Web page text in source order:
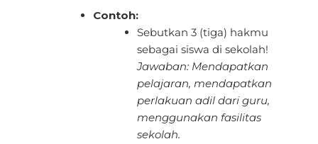
Contoh:
Sebutkan 3 (tiga) hakmu
sebagai siswa di sekolah!
Jawaban: Mendapatkan
pelajaran, mendapatkan
perlakuan adil dari guru,
menggunakan fasilitas
sekolah.